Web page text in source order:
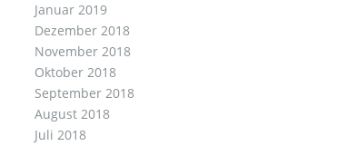
Januar 2019
Dezember 2018
November 2018
Oktober 2018
September 2018
August 2018
Juli 2018